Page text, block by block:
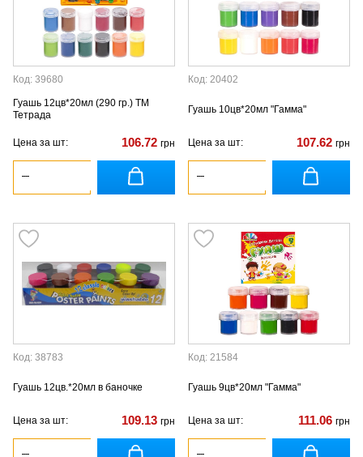
Код: 39680
Гуашь 12цв*20мл (290 гр.) ТМ
Тетрада
Цена за шт: 106.72 грн
Код: 20402
Гуашь 10цв*20мл "Гамма"
Цена за шт: 107.62 грн
Код: 38783
Гуашь 12цв.*20мл в баночке
Цена за шт: 109.13 грн
Код: 21584
Гуашь 9цв*20мл "Гамма"
Цена за шт: 111.06 грн